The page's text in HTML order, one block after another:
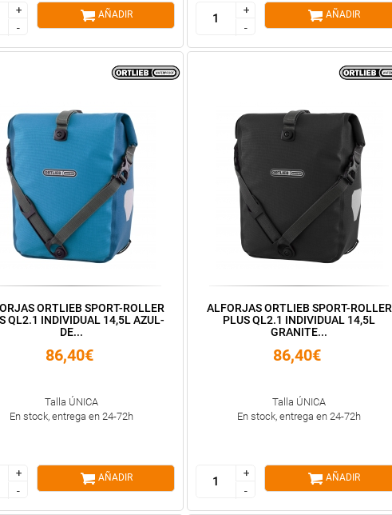
+
-
+
-
AÑADIR
+
-
+
-
AÑADIR
ORTLIEB SPORT-ROLLER
QL2.1 INDIVIDUAL 14,5L AZUL-
DE...
86,40€
Talla ÚNICA
En stock, entrega en 24-72h
+
-
+
-
AÑADIR
ALFORJAS ORTLIEB SPORT-ROLLER
PLUS QL2.1 INDIVIDUAL 14,5L
GRANITE...
86,40€
Talla ÚNICA
En stock, entrega en 24-72h
+
-
+
-
AÑADIR